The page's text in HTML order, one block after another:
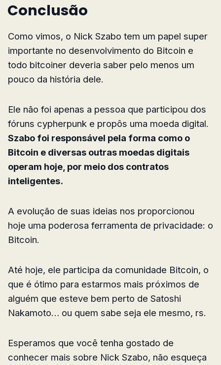
Conclusão
Como vimos, o Nick Szabo tem um papel super
importante no desenvolvimento do Bitcoin e
todo bitcoiner deveria saber pelo menos um
pouco da história dele.
Ele não foi apenas a pessoa que participou dos
fóruns cypherpunk e propôs uma moeda digital.
Szabo foi responsável pela forma como o
Bitcoin e diversas outras moedas digitais
operam hoje, por meio dos contratos
inteligentes.
A evolução de suas ideias nos proporcionou
hoje uma poderosa ferramenta de privacidade: o
Bitcoin.
Até hoje, ele participa da comunidade Bitcoin, o
que é ótimo para estarmos mais próximos de
alguém que esteve bem perto de Satoshi
Nakamoto… ou quem sabe seja ele mesmo, rs.
Esperamos que você tenha gostado de
conhecer mais sobre Nick Szabo, não esqueça